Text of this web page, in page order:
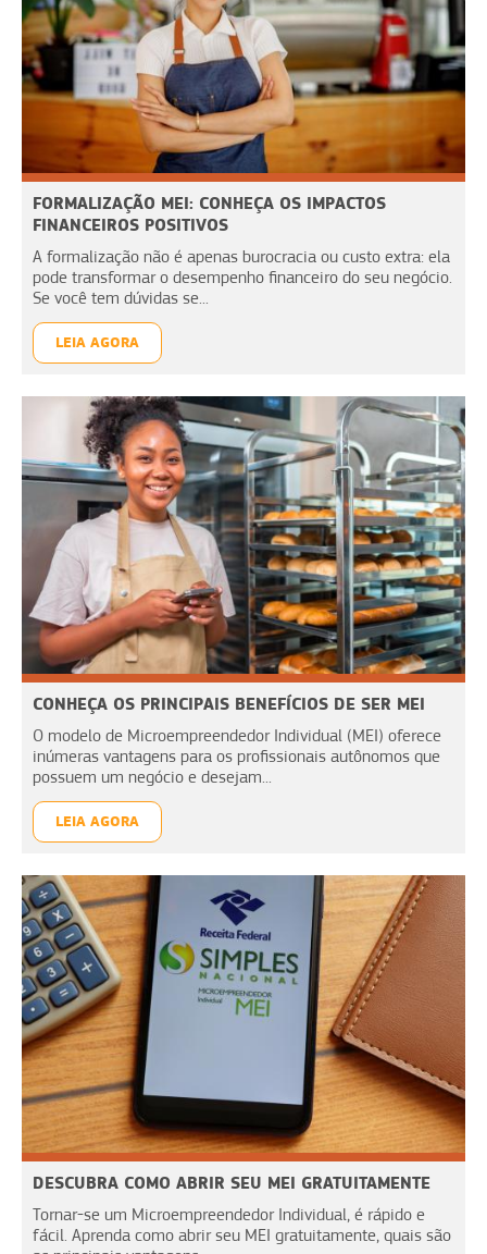
FORMALIZAÇÃO MEI: CONHEÇA OS IMPACTOS
FINANCEIROS POSITIVOS
A formalização não é apenas burocracia ou custo extra: ela
pode transformar o desempenho financeiro do seu negócio.
Se você tem dúvidas se...
LEIA AGORA
CONHEÇA OS PRINCIPAIS BENEFÍCIOS DE SER MEI
O modelo de Microempreendedor Individual (MEI) oferece
inúmeras vantagens para os profissionais autônomos que
possuem um negócio e desejam...
LEIA AGORA
DESCUBRA COMO ABRIR SEU MEI GRATUITAMENTE
Tornar-se um Microempreendedor Individual, é rápido e
fácil. Aprenda como abrir seu MEI gratuitamente, quais são